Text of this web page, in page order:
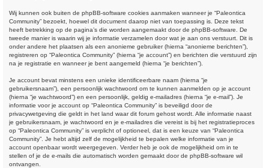
Wij kunnen ook buiten de phpBB-software cookies aanmaken wanneer je “Paleontica
Community” bezoekt, hoewel dit document daarop niet van toepassing is. Deze tekst
heeft betrekking op de pagina’s die worden aangemaakt door de phpBB-software. De
tweede manier is waarin wij je informatie verzamelen door wat je aan ons verstuurt. Dit is
onder andere het plaatsen als een anonieme gebruiker (hierna “anonieme berichten”),
registreren op “Paleontica Community” (hierna “je account”) en berichten die verstuurd zijn
na je registratie en wanneer je bent aangemeld (hierna “je berichten”).
Je account bevat minstens een unieke identificeerbare naam (hierna “je
gebruikersnaam”), een persoonlijk wachtwoord om te kunnen aanmelden op je account
(hierna “je wachtwoord”) en een persoonlijk, geldig e-mailadres (hierna “je e-mail”). Je
informatie voor je account op “Paleontica Community” is beveiligd door de
privacywetgeving die geldt in het land waar dit forum gehost wordt. Alle informatie naast
je gebruikersnaam, je wachtwoord en je e-mailadres die vereist is bij het registratieproces
op “Paleontica Community” is verplicht of optioneel, dat is een keuze van “Paleontica
Community”. Je hebt altijd zelf de mogelijkheid te bepalen welke informatie van je
account openbaar wordt weergegeven. Verder heb je ook de mogelijkheid om in te
stellen of je de e-mails die automatisch worden gemaakt door de phpBB-software wil
ontvangen.